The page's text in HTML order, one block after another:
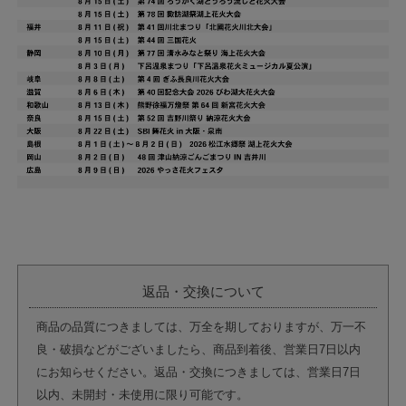
返品・交換について
商品の品質につきましては、万全を期しておりますが、万一不
良・破損などがございましたら、商品到着後、営業日7日以内
にお知らせください。返品・交換につきましては、営業日7日
以内、未開封・未使用に限り可能です。